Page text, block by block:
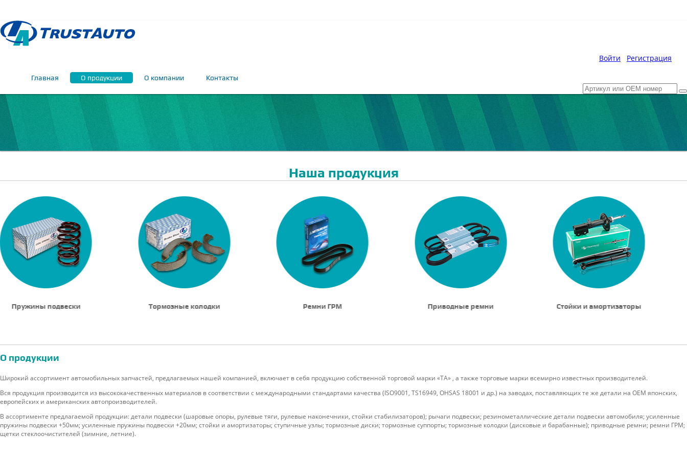
Войти Регистрация
Главная О продукции О компании Контакты
Наша продукция
Пружины подвески Тормозные колодки Ремни ГРМ Приводные ремни Стойки и амортизаторы
О продукции
Широкий ассортимент автомобильных запчастей, предлагаемых нашей компанией, включает в себя продукцию собственной торговой марки «ТA» , а также торговые марки всемирно известных производителей.
Вся продукция производится из высококачественных материалов в соответствии с международными стандартами качества (ISO9001, TS16949, OHSAS 18001 и др.) на заводах, поставляющих те же детали на ОЕМ японских,
европейских и американских автопроизводителей.
В ассортименте предлагаемой продукции: детали подвески (шаровые опоры, рулевые тяги, рулевые наконечники, стойки стабилизаторов); рычаги подвески; резинометаллические детали подвески автомобиля; усиленные
пружины подвески +50мм; усиленные пружины подвески +20мм; стойки и амортизаторы; ступичные узлы; тормозные диски; тормозные суппорты; тормозные колодки (дисковые и барабанные); приводные ремни; ремни ГРМ;
щетки стеклоочистителей (зимние, летние).